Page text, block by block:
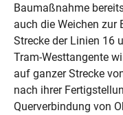
Baumaßnahme
auch die Weichen zur
Strecke der Linien 16
Tram-Westtangente
auf ganzer Strecke
nach ihrer
Querverbindung von